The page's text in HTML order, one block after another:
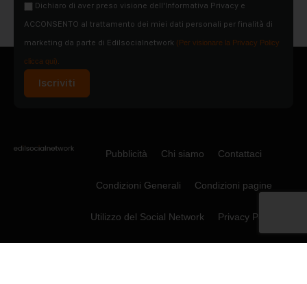
Dichiaro di aver preso visione dell'Informativa Privacy e
ACCONSENTO al trattamento dei miei dati personali per finalità di
marketing da parte di Edilsocialnetwork (Per visionare la Privacy Policy
clicca qui).
Iscriviti
Pubblicità Chi siamo Contattaci
Condizioni Generali Condizioni pagine
Utilizzo del Social Network Privacy Policy